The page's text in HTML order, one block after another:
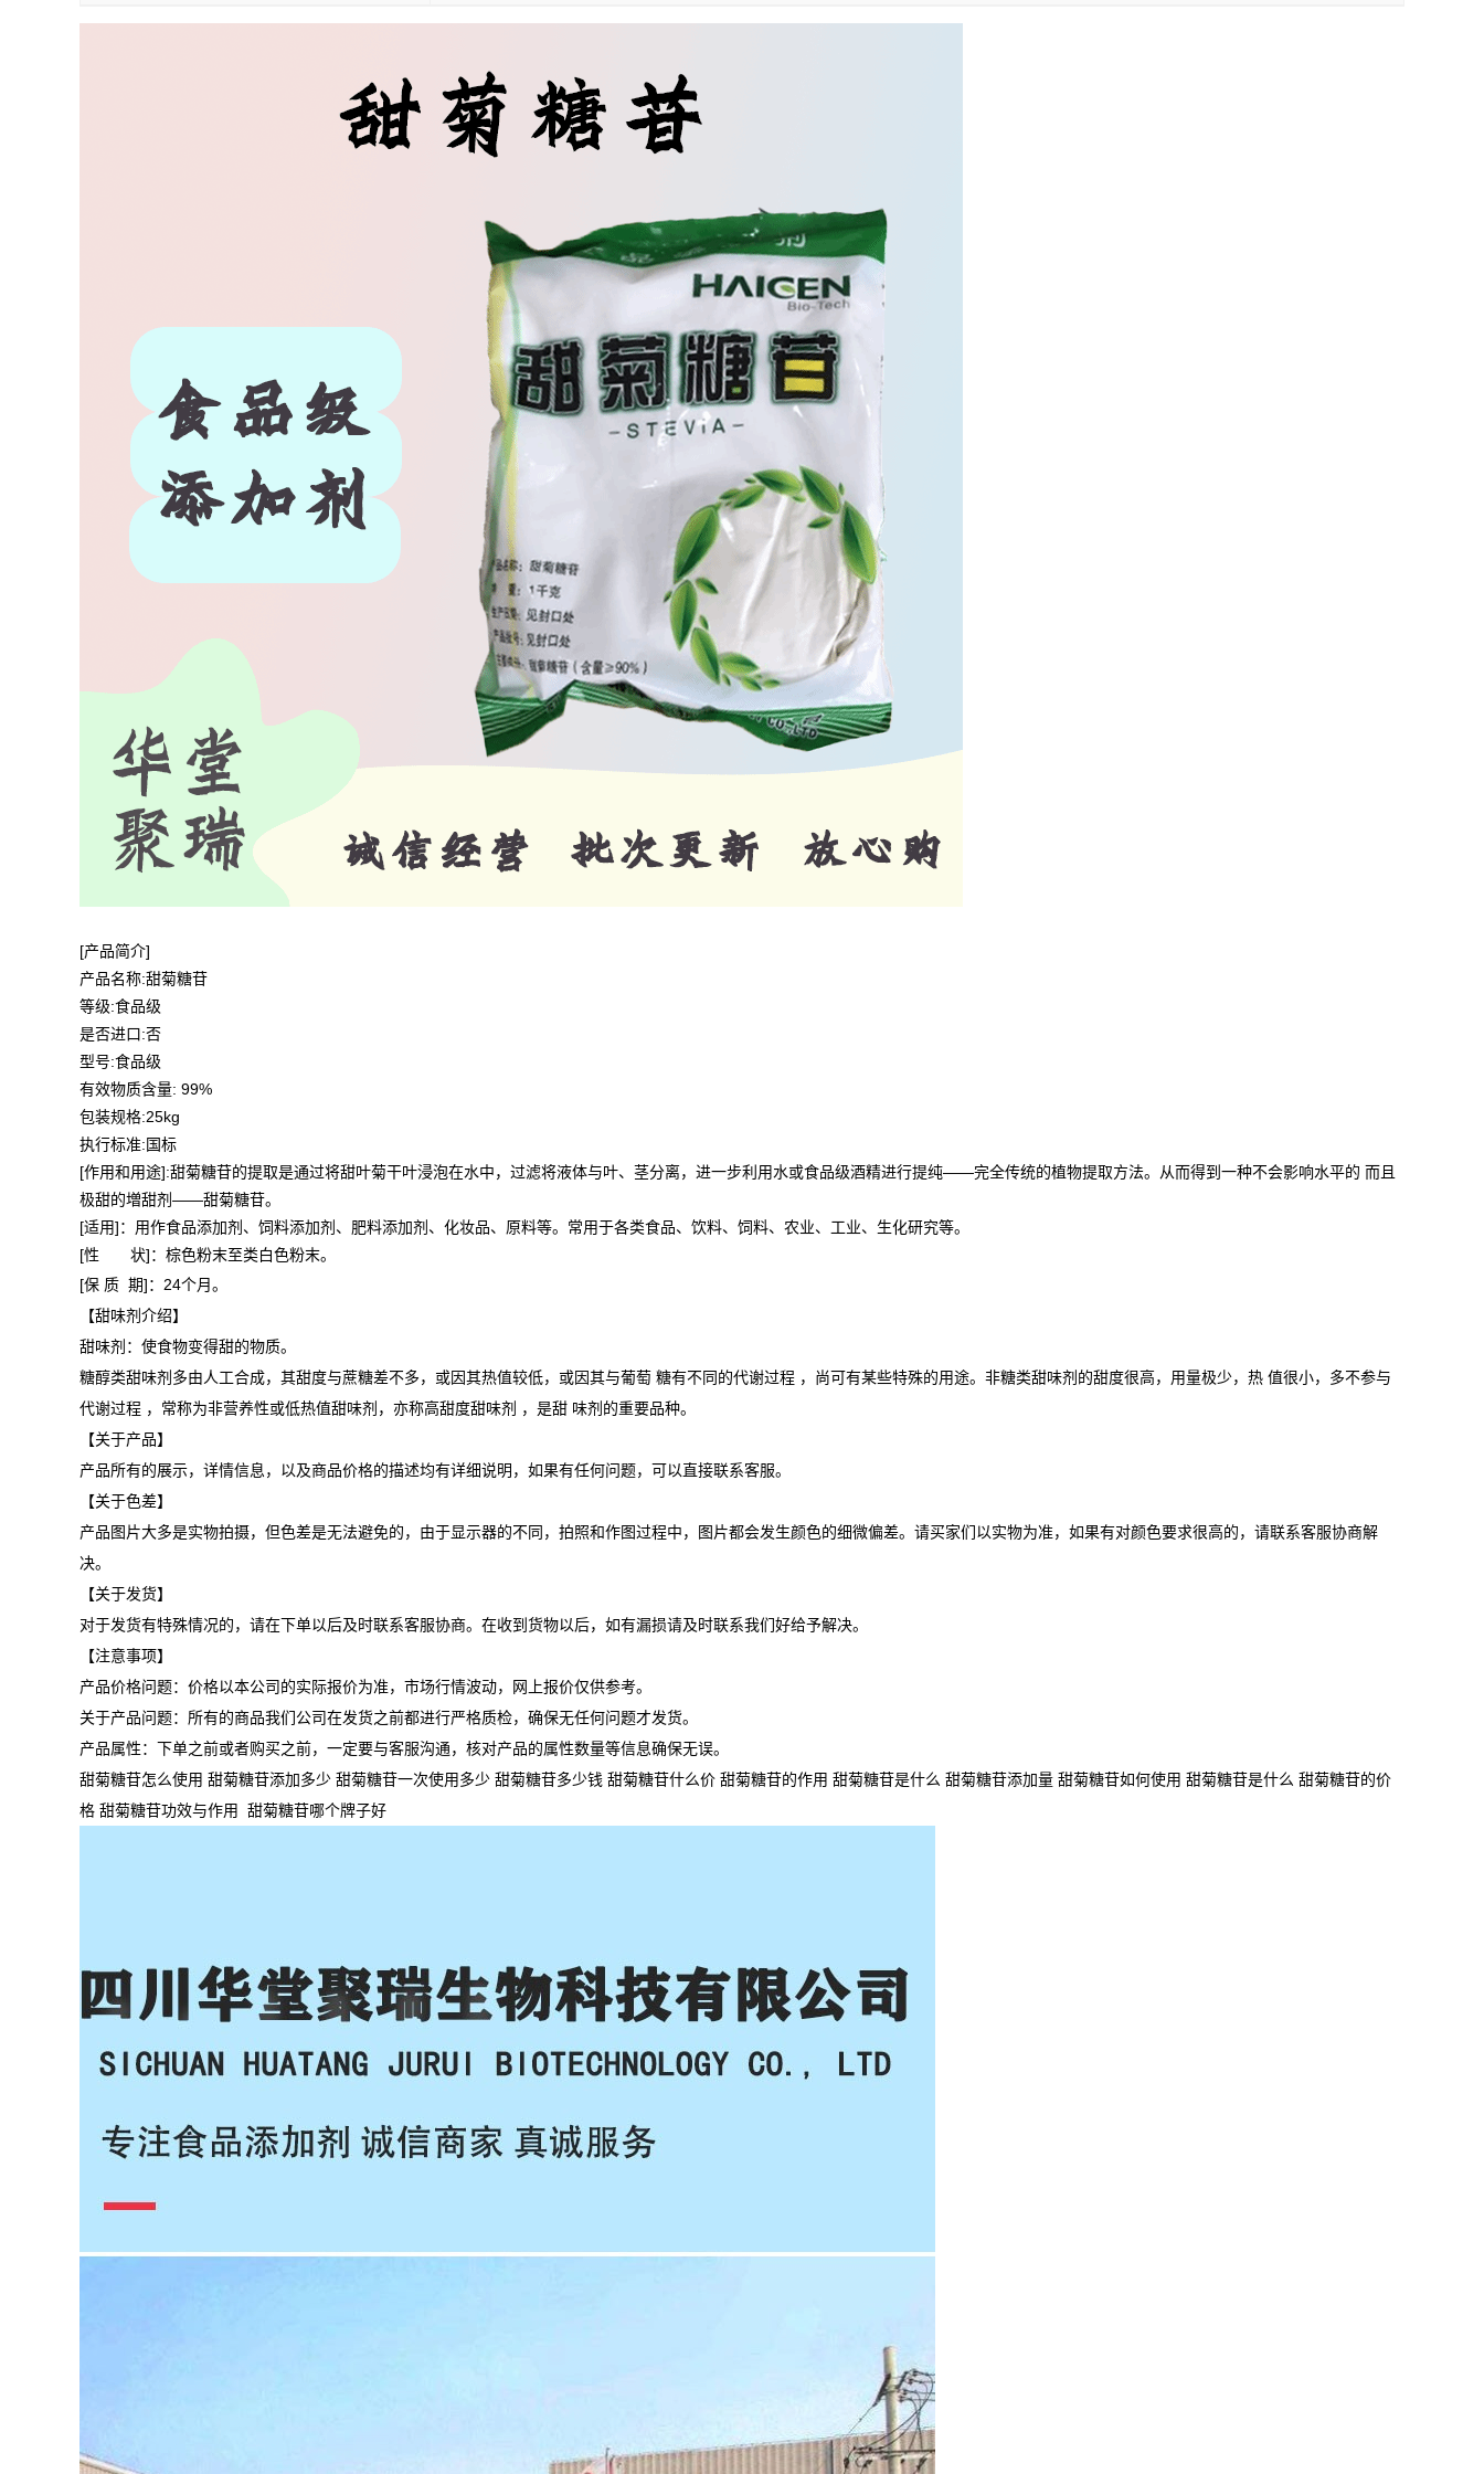
[产品简介]
产品名称:甜菊糖苷
等级:食品级
是否进口:否
型号:食品级
有效物质含量: 99%
包装规格:25kg
执行标准:国标
[作用和用途]:甜菊糖苷的提取是通过将甜叶菊干叶浸泡在水中，过滤将液体与叶、茎分离，进一步利用水或食品级酒精进行提纯——完全传统的植物提取方法。从而得到一种不会影响水平的 而且
极甜的増甜剂——甜菊糖苷。
[适用]：用作食品添加剂、饲料添加剂、肥料添加剂、化妆品、原料等。常用于各类食品、饮料、饲料、农业、工业、生化研究等。
[性 状]：棕色粉末至类白色粉末。
[保 质 期]：24个月。
【甜味剂介绍】
甜味剂：使食物变得甜的物质。
糖醇类甜味剂多由人工合成，其甜度与蔗糖差不多，或因其热值较低，或因其与葡萄 糖有不同的代谢过程 ，尚可有某些特殊的用途。非糖类甜味剂的甜度很高，用量极少，热 值很小，多不参与
代谢过程 ，常称为非营养性或低热值甜味剂，亦称高甜度甜味剂 ，是甜 味剂的重要品种。
【关于产品】
产品所有的展示，详情信息，以及商品价格的描述均有详细说明，如果有任何问题，可以直接联系客服。
【关于色差】
产品图片大多是实物拍摄，但色差是无法避免的，由于显示器的不同，拍照和作图过程中，图片都会发生颜色的细微偏差。请买家们以实物为准，如果有对颜色要求很高的，请联系客服协商解
决。
【关于发货】
对于发货有特殊情况的，请在下单以后及时联系客服协商。在收到货物以后，如有漏损请及时联系我们好给予解决。
【注意事项】
产品价格问题：价格以本公司的实际报价为准，市场行情波动，网上报价仅供参考。
关于产品问题：所有的商品我们公司在发货之前都进行严格质检，确保无任何问题才发货。
产品属性：下单之前或者购买之前，一定要与客服沟通，核对产品的属性数量等信息确保无误。
甜菊糖苷怎么使用 甜菊糖苷添加多少 甜菊糖苷一次使用多少 甜菊糖苷多少钱 甜菊糖苷什么价 甜菊糖苷的作用 甜菊糖苷是什么 甜菊糖苷添加量 甜菊糖苷如何使用 甜菊糖苷是什么 甜菊糖苷的价
格 甜菊糖苷功效与作用 甜菊糖苷哪个牌子好